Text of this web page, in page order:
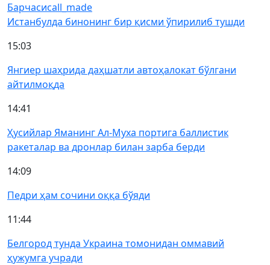
Барчасиcall_made
Истанбулда бинонинг бир қисми ўпирилиб тушди
15:03
Янгиер шаҳрида даҳшатли автоҳалокат бўлгани
айтилмоқда
14:41
Ҳусийлар Яманинг Ал-Муха портига баллистик
ракеталар ва дронлар билан зарба берди
14:09
Педри ҳам сочини оққа бўяди
11:44
Белгород тунда Украина томонидан оммавий
ҳужумга учради